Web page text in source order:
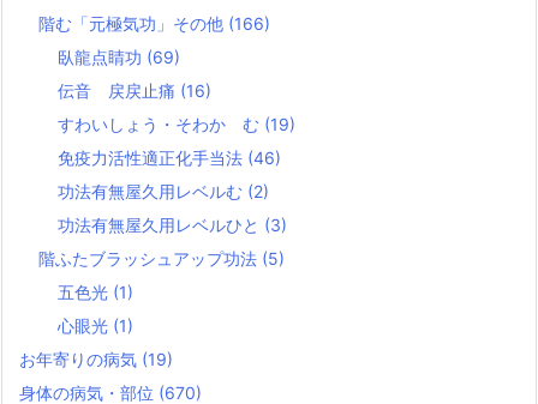
階む「元極気功」その他 (166)
臥龍点睛功 (69)
伝音 戻戻止痛 (16)
すわいしょう・そわか む (19)
免疫力活性適正化手当法 (46)
功法有無屋久用レベルむ (2)
功法有無屋久用レベルひと (3)
階ふたブラッシュアップ功法 (5)
五色光 (1)
心眼光 (1)
お年寄りの病気 (19)
身体の病気・部位 (670)